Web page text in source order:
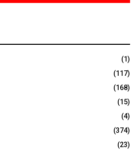
(1)
(117)
(168)
(15)
(4)
(374)
(23)